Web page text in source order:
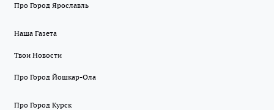
Про Город Ярославль
Наша Газета
Твои Новости
Про Город Йошкар-Ола
Про Город Курск